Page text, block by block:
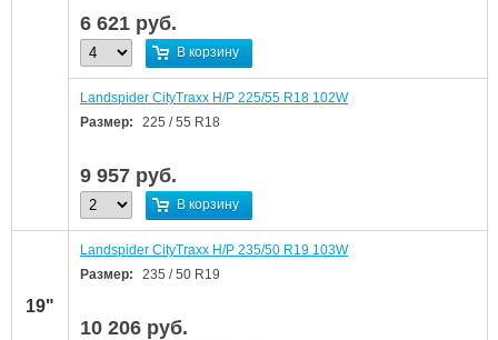
6 621 руб.
В корзину
Landspider CityTraxx H/P 225/55 R18 102W
Размер:
225 / 55 R18
9 957 руб.
В корзину
19"
Landspider CityTraxx H/P 235/50 R19 103W
Размер:
235 / 50 R19
10 206 руб.